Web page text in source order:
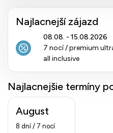
Najlacnejší zájazd
08.08. - 15.08.2026
7 nocí / premium
all inclusive
Najlacnejšie termíny
August
8 dní / 7 nocí